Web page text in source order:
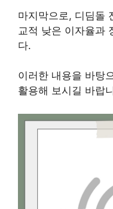
마지막으로, 디딤돌
교적 낮은 이자율과
다.
이러한 내용을 바탕
활용해 보시길 바랍